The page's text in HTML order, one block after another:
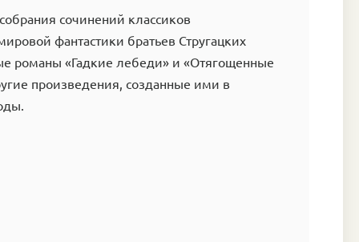
сочинений классиков
фантастики братьев Стругацких
романы «Гадкие лебеди» и «Отягощенные
произведения, созданные ими в